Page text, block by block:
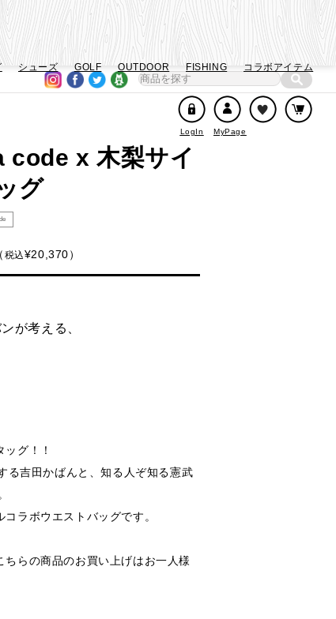
シューズ GOLF OUTDOOR FISHING コラボアイテム
MyPage
LogIn
code x 木梨サイ
グ
¥20,370
税込
が考える、
グ！！
る吉田かばんと、知る人ぞ知る憲武
ラボウエストバッグです。
らの商品のお買い上げはお一人様